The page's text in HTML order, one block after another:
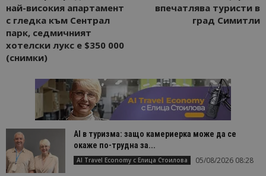
най-високия апартамент
с гледка към Сентрал
парк, седмичният
хотелски лукс е $350 000
(снимки)
впечатлява туристи в
град Симитли
AI в туризма: защо камериерка може да се
окаже по-трудна за...
AI Travel Economy с Елица Стоилова 05/08/2026 08:28